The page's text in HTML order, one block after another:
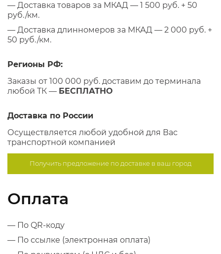
— Доставка товаров за МКАД — 1 500 руб. + 50
руб./км.
— Доставка длинномеров за МКАД — 2 000 руб. +
50 руб./км.
Регионы РФ:
Заказы от 100 000 руб. доставим до терминала
любой ТК — БЕСПЛАТНО
Доставка по России
Осуществляется любой удобной для Вас
транспортной компанией
Получить предложение подоставке в ваш город
Оплата
— По QR-коду
— По ссылке (электронная оплата)